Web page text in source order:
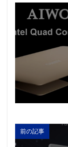
前の記事